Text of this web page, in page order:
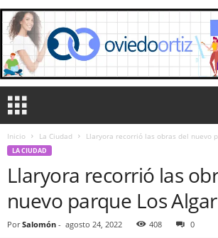
Inicio La Ciudad Llaryora recorrió las obras del nuevo
LA CIUDAD
Llaryora recorrió las
nuevo parque Los
Por Salomón - agosto 24, 2022 408 0